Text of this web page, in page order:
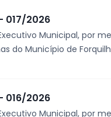
017/2026
Municipal, por
do Município de
016/2026
Municipal, por